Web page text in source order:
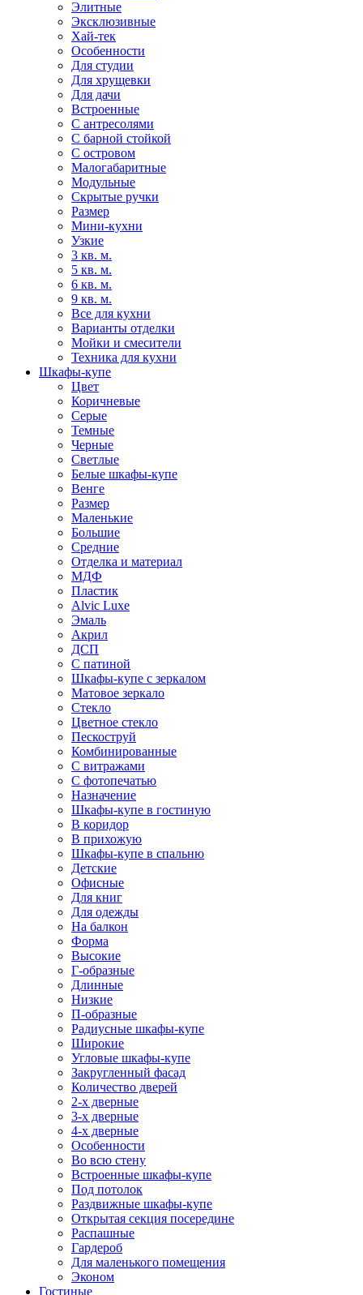
Элитные
Эксклюзивные
Хай-тек
Особенности
Для студии
Для хрущевки
Для дачи
Встроенные
С антресолями
С барной стойкой
С островом
Малогабаритные
Модульные
Скрытые ручки
Размер
Мини-кухни
Узкие
3 кв. м.
5 кв. м.
6 кв. м.
9 кв. м.
Все для кухни
Варианты отделки
Мойки и смесители
Техника для кухни
Шкафы-купе
Цвет
Коричневые
Серые
Темные
Черные
Светлые
Белые шкафы-купе
Венге
Размер
Маленькие
Большие
Средние
Отделка и материал
МДФ
Пластик
Alvic Luxe
Эмаль
Акрил
ДСП
С патиной
Шкафы-купе с зеркалом
Матовое зеркало
Стекло
Цветное стекло
Пескоструй
Комбинированные
С витражами
С фотопечатью
Назначение
Шкафы-купе в гостиную
В коридор
В прихожую
Шкафы-купе в спальню
Детские
Офисные
Для книг
Для одежды
На балкон
Форма
Высокие
Г-образные
Длинные
Низкие
П-образные
Радиусные шкафы-купе
Широкие
Угловые шкафы-купе
Закругленный фасад
Количество дверей
2-х дверные
3-х дверные
4-х дверные
Особенности
Во всю стену
Встроенные шкафы-купе
Под потолок
Раздвижные шкафы-купе
Открытая секция посередине
Распашные
Гардероб
Для маленького помещения
Эконом
Гостиные